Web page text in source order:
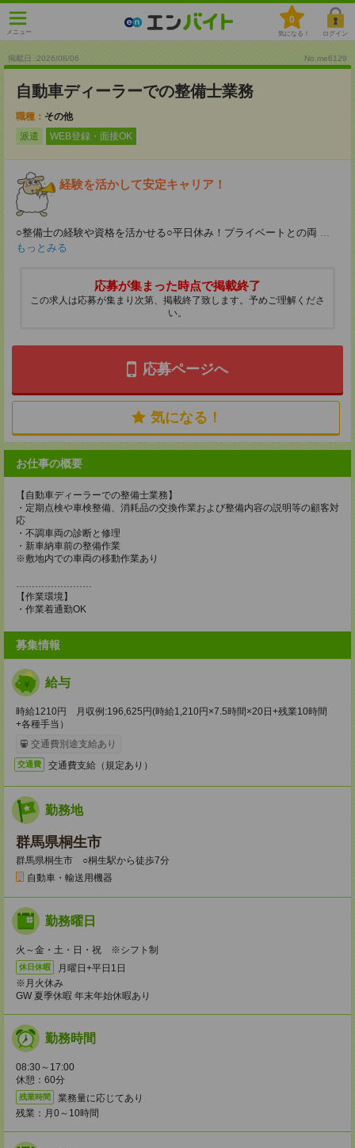
メニュー
0
気になる！ ログイン
掲載日 :2026/08/06 No.me6129
自動車ディーラーでの整備士業務
職種： その他
派遣
WEB登録・面接OK
経験を活かして安定キャリア！
○整備士の経験や資格を活かせる○平日休み！プライベートとの両 ...
もっとみる
応募が集まった時点で掲載終了
この求人は応募が集まり次第、掲載終了致します。予めご理解くださ
い。
応募ページへ
気になる！
お仕事の概要
【自動車ディーラーでの整備士業務】
・定期点検や車検整備、消耗品の交換作業および整備内容の説明等の顧客対
応
・不調車両の診断と修理
・新車納車前の整備作業
※敷地内での車両の移動作業あり
……………………
【作業環境】
・作業着通勤OK
募集情報
給与
時給1210円 月収例:196,625円(時給1,210円×7.5時間×20日+残業10時間
+各種手当）
交通費別途支給あり
交通費 交通費支給（規定あり）
勤務地
群馬県桐生市
群馬県桐生市 ○桐生駅から徒歩7分
自動車・輸送用機器
勤務曜日
火～金・土・日・祝 ※シフト制
休日休暇
月曜日+平日1日
※月火休み
GW 夏季休暇 年末年始休暇あり
勤務時間
08:30～17:00
休憩：60分
残業時間
業務量に応じてあり
残業：月0～10時間